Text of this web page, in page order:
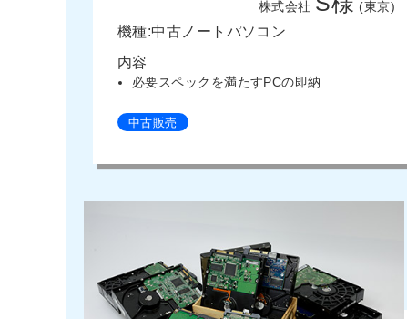
株式会社 (東京)
機種:中古ノートパソコン
内容
必要スペックを満たすPCの即納
中古販売